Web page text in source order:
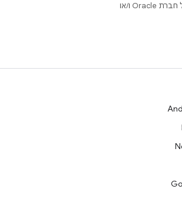
.‏ Java ו-OpenJDK הם סימנים מסחריים או סימנים מסחריים רשומים של חברת Oracle ו/או